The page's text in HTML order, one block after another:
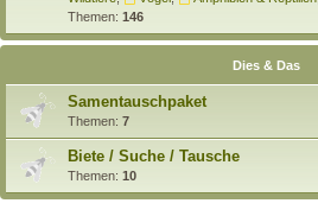
Themen: 146
Dies & Das
Samentauschpaket
Themen: 7
Biete / Suche / Tausche
Themen: 10